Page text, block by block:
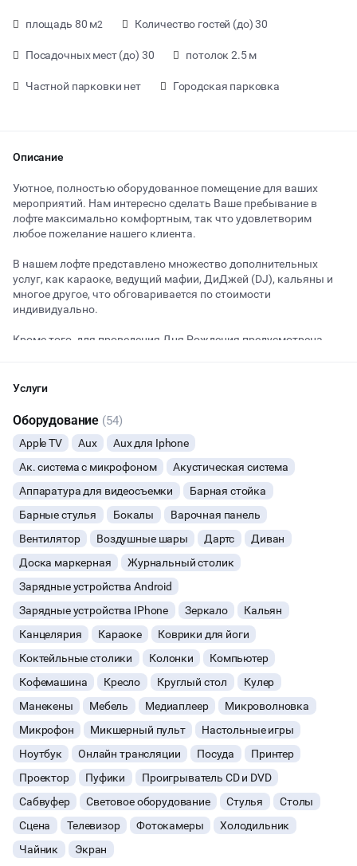
площадь 80 м2 Количество гостей (до) 30
Посадочных мест (до) 30 потолок 2.5 м
Частной парковки нет Городская парковка
Описание
Уютное, полностью оборудованное помещение для ваших
мероприятий. Нам интересно сделать Ваше пребывание в
лофте максимально комфортным, так что удовлетворим
любое пожелание нашего клиента.
В нашем лофте представлено множество дополнительных
услуг, как караоке, ведущий мафии, ДиДжей (DJ), кальяны и
многое другое, что обговаривается по стоимости
индивидуально.
Кроме того, для проведения Дня Рождения предусмотрена
Услуги
Оборудование (54)
Apple TV Aux
Aux для Iphone
Ак. система с микрофоном
Акустическая система
Аппаратура для видеосъемки
Барная стойка
Барные стулья
Бокалы
Варочная панель
Вентилятор
Воздушные шары Дартс
Диван
Доска маркерная
Журнальный столик
Зарядные устройства Android
Зарядные устройства IPhone
Зеркало
Кальян
Канцелярия
Караоке
Коврики для йоги
Коктейльные столики
Колонки
Компьютер
Кофемашина
Кресло Круглый стол
Кулер
Манекены
Мебель Медиаплеер
Микроволновка
Микрофон
Микшерный пульт
Настольные игры
Ноутбук
Онлайн трансляции Посуда
Принтер
Проектор
Пуфики
Проигрыватель CD и DVD
Сабвуфер
Световое оборудование Стулья
Столы
Сцена
Телевизор Фотокамеры
Холодильник
Чайник
Экран
от 1500 ₽ за час
Тип мероприятия
ВЕЧЕРИНКИ
ДЕНЬ РОЖДЕНИЯ
ДЕТСКИЕ ПРАЗДНИКИ
КОРПОРАТИВЫ
ДЕЛОВЫЕ МЕРОПРИЯТИЯ
КВАРТИРНИКИ
БАНКЕТЫ
ЮБИЛЕЙ
ВЫПУСКНЫЕ
МАЛЬЧИШНИК
СВИДАНИЯ
НОВЫЙ ГОД
МАСТЕР-КЛАСС
СЕМИНАРЫ
Начало
ДАННЫЙ ЛОФТ СЕЙЧАС НЕ АКТИВЕН
ОСТАВИТЬ ЗАЯВКУ
Вы можете отменить заявку в любой момент, это бесплатно
или поменять параметры с нашим менеджером после того, как
оставите заявку
🔥 5 человек интересовались этой площадкой сегодня